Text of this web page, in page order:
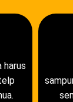
harus